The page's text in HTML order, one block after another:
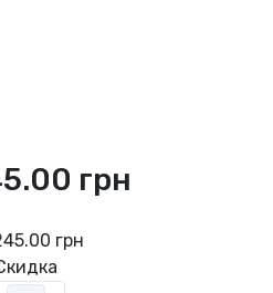
грн
грн